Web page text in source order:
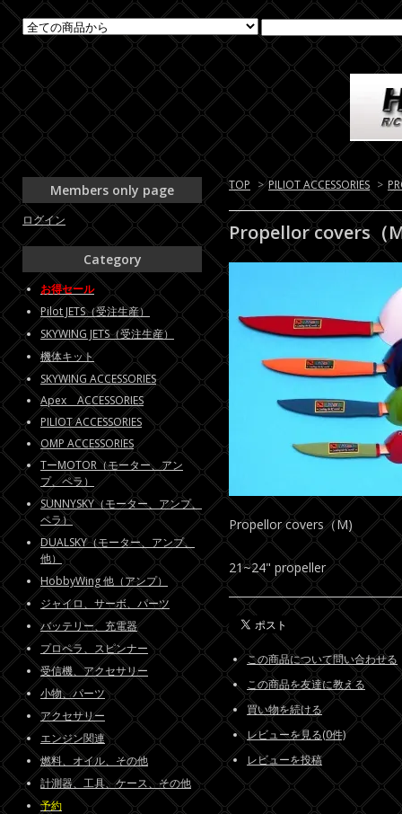
TOP > PILIOT ACCESSORIES >
Propellor covers（
Propellor covers（M)
21~24" propeller
この商品について問い合わせる
この商品を友達に教える
買い物を続ける
レビューを見る(0件)
レビューを投稿
Members only page
ログイン
Category
お得セール
Pilot JETS（受注生産）
SKYWING JETS（受注生産）
機体キット
SKYWING ACCESSORIES
Apex ACCESSORIES
PILIOT ACCESSORIES
OMP ACCESSORIES
TーMOTOR（モーター、アン
プ、ペラ）
SUNNYSKY（モーター、アンプ、
ペラ）
DUALSKY（モーター、アンプ、
他）
HobbyWing 他（アンプ）
ジャイロ、サーボ、パーツ
バッテリー、充電器
プロペラ、スピンナー
受信機、アクセサリー
小物、パーツ
アクセサリー
エンジン関連
燃料、オイル、その他
計測器、工具、ケース、その他
予約